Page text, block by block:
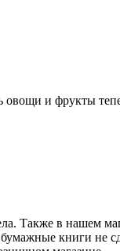
овощи и фрукты
Также в нашем
книги не